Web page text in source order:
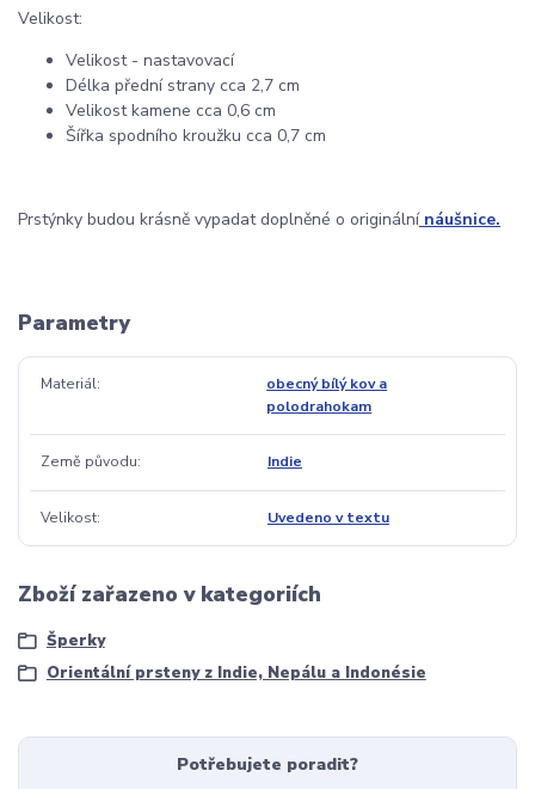
Velikost:
Velikost - nastavovací
Délka přední strany cca 2,7 cm
Velikost kamene cca 0,6 cm
Šířka spodního kroužku cca 0,7 cm
Prstýnky budou krásně vypadat doplněné o originálnínáušnice.
Parametry
Materiál
obecný bílý kov a
polodrahokam
Země původu Indie
Velikost Uvedeno v textu
Zboží zařazeno v kategoriích
Šperky
Orientální prsteny z Indie, Nepálu a Indonésie
Potřebujete poradit?